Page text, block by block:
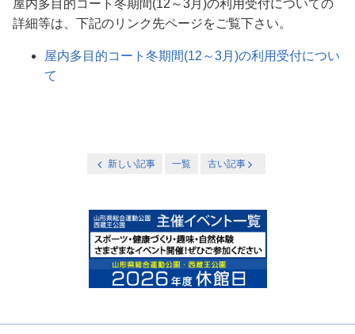
屋内多目的コート冬期間(12～3月)の利用受付についての
詳細等は、下記のリンク先ページをご覧下さい。
屋内多目的コート冬期間(12～3月)の利用受付につい
て
新しい記事 一覧 古い記事